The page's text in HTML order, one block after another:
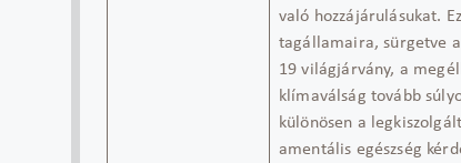
való hozzájárulásukat.
tagállamaira, sürgetve
19 világjárvány, a
klímaválság tovább
különösen a
amentális egészség